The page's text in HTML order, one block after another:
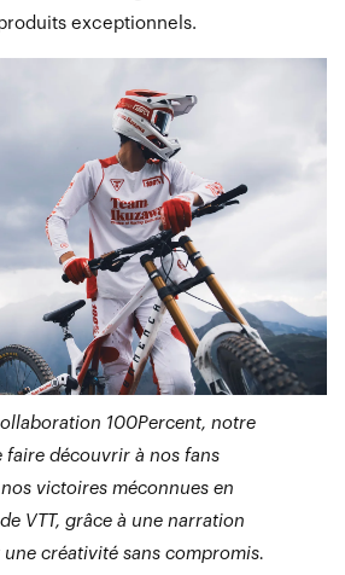
exceptionnels.
100Percent, notre
faire découvrir à nos fans
nos victoires méconnues en
VTT, grâce à une narration
une créativité sans compromis.